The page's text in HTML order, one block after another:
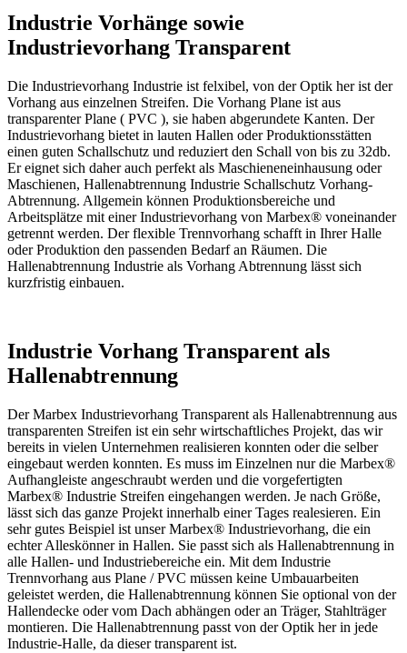
Industrie Vorhänge sowie
Industrievorhang Transparent
Die Industrievorhang Industrie ist felxibel, von der Optik her ist der
Vorhang aus einzelnen Streifen. Die Vorhang Plane ist aus
transparenter Plane ( PVC ), sie haben abgerundete Kanten. Der
Industrievorhang bietet in lauten Hallen oder Produktionsstätten
einen guten Schallschutz und reduziert den Schall von bis zu 32db.
Er eignet sich daher auch perfekt als Maschieneneinhausung oder
Maschienen, Hallenabtrennung Industrie Schallschutz Vorhang-
Abtrennung. Allgemein können Produktionsbereiche und
Arbeitsplätze mit einer Industrievorhang von Marbex® voneinander
getrennt werden. Der flexible Trennvorhang schafft in Ihrer Halle
oder Produktion den passenden Bedarf an Räumen. Die
Hallenabtrennung Industrie als Vorhang Abtrennung lässt sich
kurzfristig einbauen.
Industrie Vorhang Transparent als
Hallenabtrennung
Der Marbex Industrievorhang Transparent als Hallenabtrennung aus
transparenten Streifen ist ein sehr wirtschaftliches Projekt, das wir
bereits in vielen Unternehmen realisieren konnten oder die selber
eingebaut werden konnten. Es muss im Einzelnen nur die Marbex®
Aufhangleiste angeschraubt werden und die vorgefertigten
Marbex® Industrie Streifen eingehangen werden. Je nach Größe,
lässt sich das ganze Projekt innerhalb einer Tages realesieren. Ein
sehr gutes Beispiel ist unser Marbex® Industrievorhang, die ein
echter Alleskönner in Hallen. Sie passt sich als Hallenabtrennung in
alle Hallen- und Industriebereiche ein. Mit dem Industrie
Trennvorhang aus Plane / PVC müssen keine Umbauarbeiten
geleistet werden, die Hallenabtrennung können Sie optional von der
Hallendecke oder vom Dach abhängen oder an Träger, Stahlträger
montieren. Die Hallenabtrennung passt von der Optik her in jede
Industrie-Halle, da dieser transparent ist.